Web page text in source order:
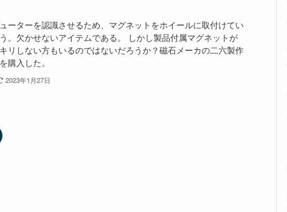
ーターを認識させるため、マグネットをホイールに取付けてい
。欠かせないアイテムである。 しかし製品付属マグネットが
リしない方もいるのではないだろうか？磁石メーカの二六製作
購入した。
2023年1月27日